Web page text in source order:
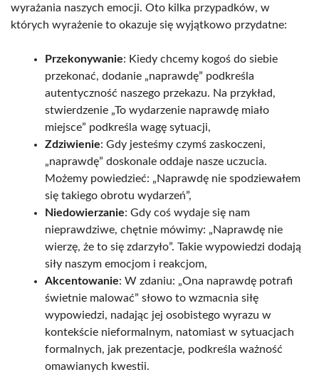
wyrażania naszych emocji. Oto kilka przypadków, w
których wyrażenie to okazuje się wyjątkowo przydatne:
Przekonywanie: Kiedy chcemy kogoś do siebie
przekonać, dodanie „naprawdę” podkreśla
autentyczność naszego przekazu. Na przykład,
stwierdzenie „To wydarzenie naprawdę miało
miejsce” podkreśla wagę sytuacji,
Zdziwienie: Gdy jesteśmy czymś zaskoczeni,
„naprawdę” doskonale oddaje nasze uczucia.
Możemy powiedzieć: „Naprawdę nie spodziewałem
się takiego obrotu wydarzeń”,
Niedowierzanie: Gdy coś wydaje się nam
nieprawdziwe, chętnie mówimy: „Naprawdę nie
wierzę, że to się zdarzyło”. Takie wypowiedzi dodają
siły naszym emocjom i reakcjom,
Akcentowanie: W zdaniu: „Ona naprawdę potrafi
świetnie malować” słowo to wzmacnia siłę
wypowiedzi, nadając jej osobistego wyrazu w
kontekście nieformalnym, natomiast w sytuacjach
formalnych, jak prezentacje, podkreśla ważność
omawianych kwestii.